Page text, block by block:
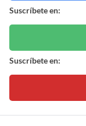
Suscríbete en:
Suscríbete en: